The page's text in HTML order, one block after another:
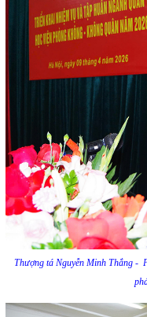
Thượng tá Nguyễn Minh Thắng -